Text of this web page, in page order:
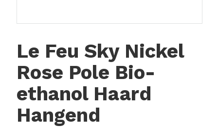
Le Feu Sky Nickel
Rose Pole Bio-
ethanol Haard
Hangend